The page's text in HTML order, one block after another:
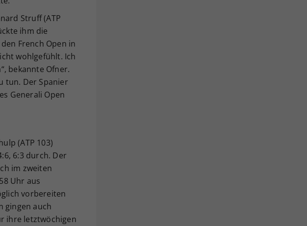
Struff (ATP
ihm die
French Open in
wohlgefühlt. Ich
bekannte Ofner.
tun. Der Spanier
Generali Open
(ATP 103)
6:3 durch. Der
im zweiten
Uhr aus
vorbereiten
gingen auch
ihre letztwöchigen